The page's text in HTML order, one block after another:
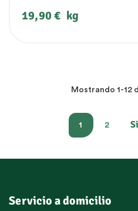
Precio
19,90 € kg
Mostrando 1-12
1 2
Servicio a domicilio